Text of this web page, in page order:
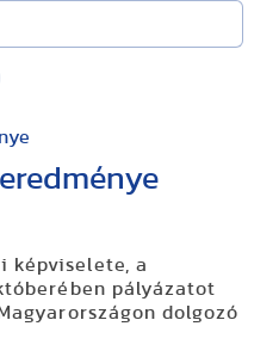
képviselete, a
pályázatot
dolgozó